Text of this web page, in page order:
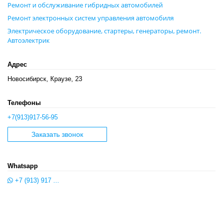
Ремонт и обслуживание гибридных автомобилей
Ремонт электронных систем управления автомобиля
Электрическое оборудование, стартеры, генераторы, ремонт.
Автоэлектрик
Адрес
Новосибирск, Краузе, 23
Телефоны
+7(913)917-56-95
Заказать звонок
Whatsapp
+7 (913) 917 ...